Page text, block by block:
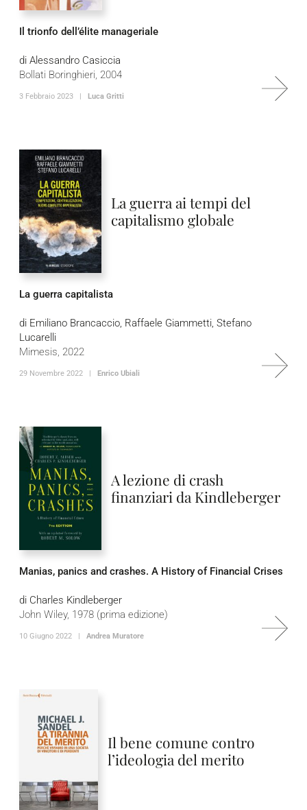
Il trionfo dell’élite manageriale
di Alessandro Casiccia
Bollati Boringhieri, 2004
3 Febbraio 2023 | Luca Gritti
La guerra ai tempi del
capitalismo globale
La guerra capitalista
di Emiliano Brancaccio, Raffaele Giammetti, Stefano
Lucarelli
Mimesis, 2022
29 Novembre 2022 | Enrico Ubiali
A lezione di crash
finanziari da Kindleberger
Manias, panics and crashes. A History of Financial Crises
di Charles Kindleberger
John Wiley, 1978 (prima edizione)
10 Giugno 2022 | Andrea Muratore
Il bene comune contro
l’ideologia del merito